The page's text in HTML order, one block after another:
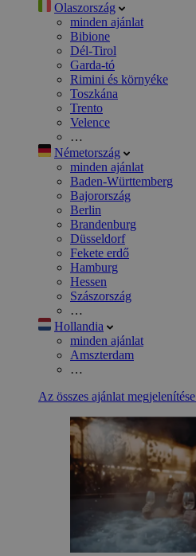
Olaszország
minden ajánlat
Bibione
Dél-Tirol
Garda-tó
Rimini és környéke
Toszkána
Trento
Velence
…
Németország
minden ajánlat
Baden-Württemberg
Bajorország
Berlin
Brandenburg
Düsseldorf
Fekete erdő
Hamburg
Hessen
Szászország
…
Hollandia
minden ajánlat
Amszterdam
…
Az összes ajánlat megjelenítése